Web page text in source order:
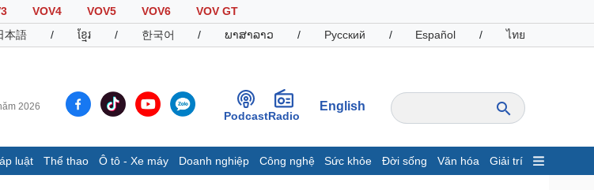
VOV4 VOV5 VOV6
VOV GT
本語 / ខ្មែរ / 한국어 / ພາສາລາວ / Русский / Español / ไทย
2026
PodcastRadio
English
luật Thể thao Ô tô - Xe máy Doanh nghiệp Công nghệ Sức khỏe Đời sống Văn hóa Giải trí